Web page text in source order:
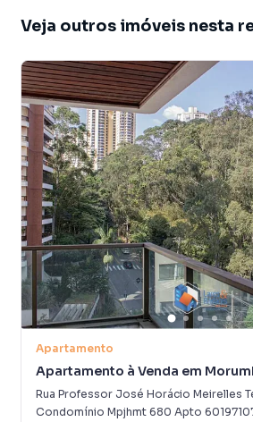
Veja outros imóveis nesta
Apartamento
Apartamento à Venda em
Rua Professor José Horácio Meirelles
Condomínio Mpjhmt 680 Apto